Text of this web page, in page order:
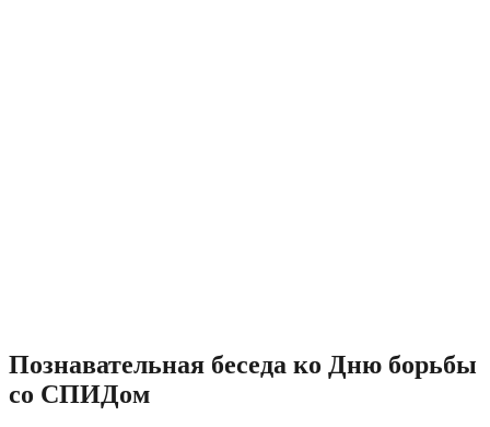
Познавательная беседа ко Дню борьбы
со СПИДом